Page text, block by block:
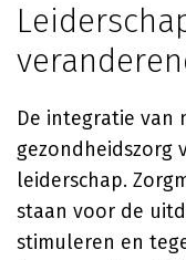
De integratie van
gezondheidszorg
leiderschap.
staan voor de
stimuleren en